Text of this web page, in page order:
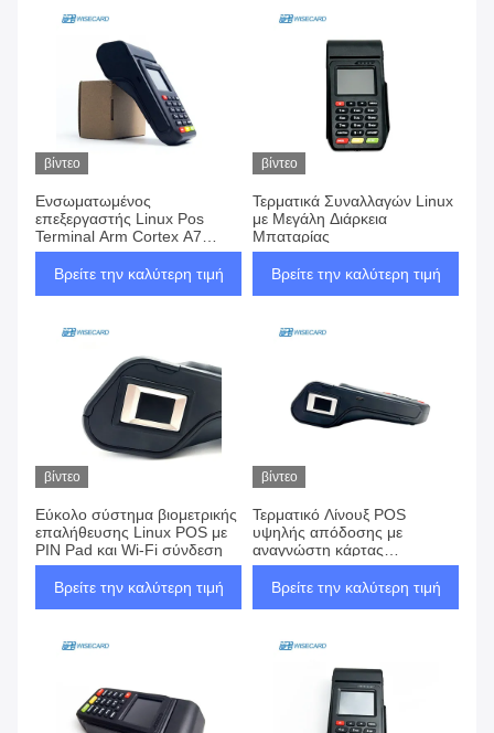
βίντεο
Ενσωματωμένος
επεξεργαστής Linux Pos
Terminal Arm Cortex A7
διπλού πυρήνα
Βρείτε την καλύτερη τιμή
βίντεο
Τερματικά Συναλλαγών Linux
με Μεγάλη Διάρκεια
Μπαταρίας
Βρείτε την καλύτερη τιμή
βίντεο
Εύκολο σύστημα βιομετρικής
επαλήθευσης Linux POS με
PIN Pad και Wi-Fi σύνδεση
Βρείτε την καλύτερη τιμή
βίντεο
Τερματικό Λίνουξ POS
υψηλής απόδοσης με
αναγνώστη κάρτας
μαγνητικής γραμμής
Βρείτε την καλύτερη τιμή